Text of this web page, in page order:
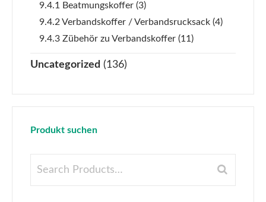
9.4.1 Beatmungskoffer (3)
9.4.2 Verbandskoffer / Verbandsrucksack (4)
9.4.3 Zübehör zu Verbandskoffer (11)
Uncategorized (136)
Produkt suchen